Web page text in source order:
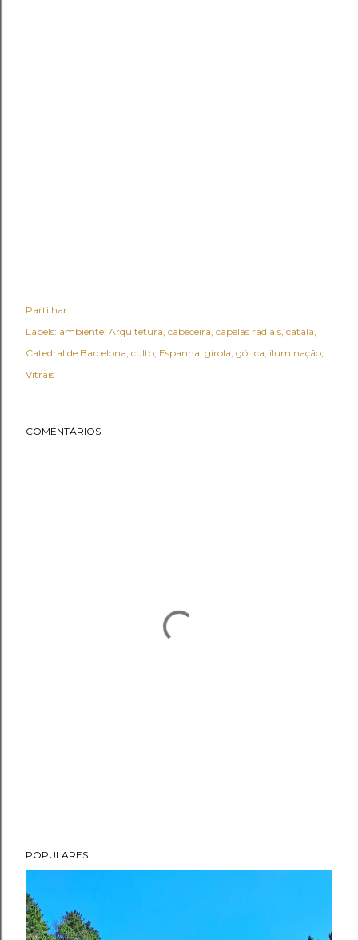
Partilhar
Labels: ambiente Arquitetura cabeceira capelas radiais catalã
Catedral de Barcelona culto Espanha girola gótica iluminação
Vitrais
COMENTÁRIOS
POPULARES